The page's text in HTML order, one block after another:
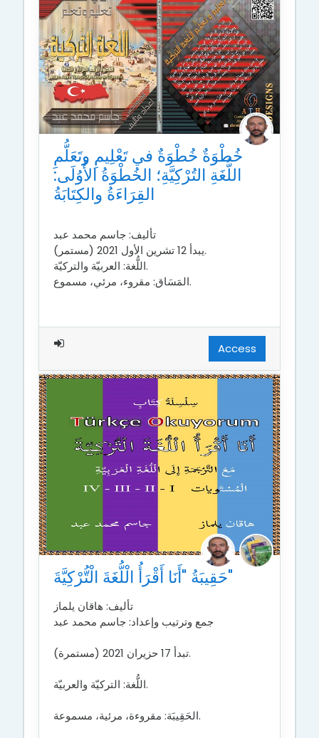
خُطْوَةٌ خُطْوَةٌ في تَعْلِيمِ وتَعَلُّمِ
اللُّغَةِ التُرْكِيَّةِ؛ الخُطْوَةُ الأُوُلَى:
القِرَاءَةُ والكِتَابَةُ
تأليف: جاسم محمد عبد
يبدأ 12 تشرين الأول 2021 (مستمر).
اللُّغة: العربيّة والتركيّة.
المَسَاق: مقروء، مرئي، مسموع.
Access
حَقِيبَةُ "أَنَا أَقْرَأُ الْلُّغَةَ الْتُّرْكِيَّةَ"
تأليف: هاقان يلماز
جمع وترتيب وإعداد: جاسم محمد عبد
تبدأ 17 حزيران 2021 (مستمرة).
اللُّغة: التركيّة والعربيّة.
الحَقِيبَة: مقروءة، مرئية، مسموعة.